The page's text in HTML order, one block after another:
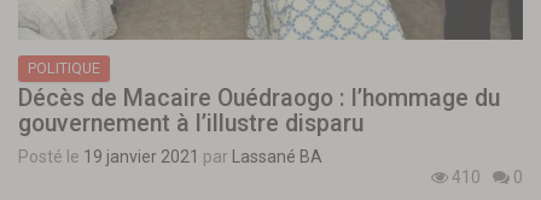
POLITIQUE
Décès de Macaire Ouédraogo : l’hommage du
gouvernement à l’illustre disparu
Posté le 19 janvier 2021 par
Lassané BA
410
0